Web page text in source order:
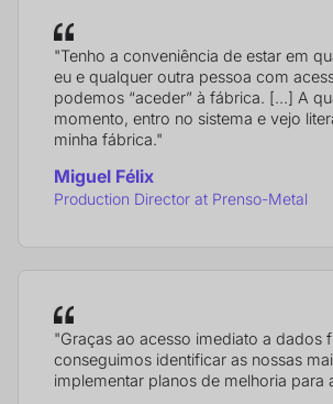
"Tenho a conveniência de estar em
eu e qualquer outra pessoa com
podemos “aceder” à fábrica. […] A
momento, entro no sistema e vejo
minha fábrica."
Miguel Félix
Production Director at Prenso-Metal
"Graças ao acesso imediato a dados
conseguimos identificar as nossas
implementar planos de melhoria para